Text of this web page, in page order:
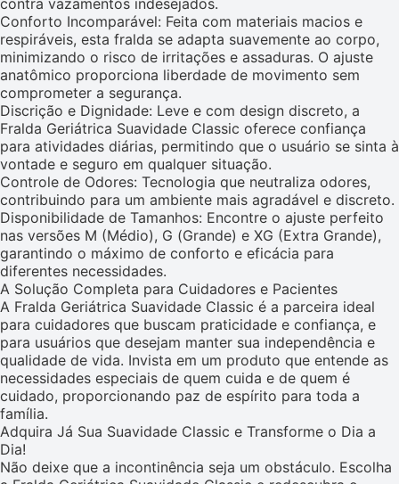
contra vazamentos indesejados.
Conforto Incomparável: Feita com materiais macios e
respiráveis, esta fralda se adapta suavemente ao corpo,
minimizando o risco de irritações e assaduras. O ajuste
anatômico proporciona liberdade de movimento sem
comprometer a segurança.
Discrição e Dignidade: Leve e com design discreto, a
Fralda Geriátrica Suavidade Classic oferece confiança
para atividades diárias, permitindo que o usuário se sinta à
vontade e seguro em qualquer situação.
Controle de Odores: Tecnologia que neutraliza odores,
contribuindo para um ambiente mais agradável e discreto.
Disponibilidade de Tamanhos: Encontre o ajuste perfeito
nas versões M (Médio), G (Grande) e XG (Extra Grande),
garantindo o máximo de conforto e eficácia para
diferentes necessidades.
A Solução Completa para Cuidadores e Pacientes
A Fralda Geriátrica Suavidade Classic é a parceira ideal
para cuidadores que buscam praticidade e confiança, e
para usuários que desejam manter sua independência e
qualidade de vida. Invista em um produto que entende as
necessidades especiais de quem cuida e de quem é
cuidado, proporcionando paz de espírito para toda a
família.
Adquira Já Sua Suavidade Classic e Transforme o Dia a
Dia!
Não deixe que a incontinência seja um obstáculo. Escolha